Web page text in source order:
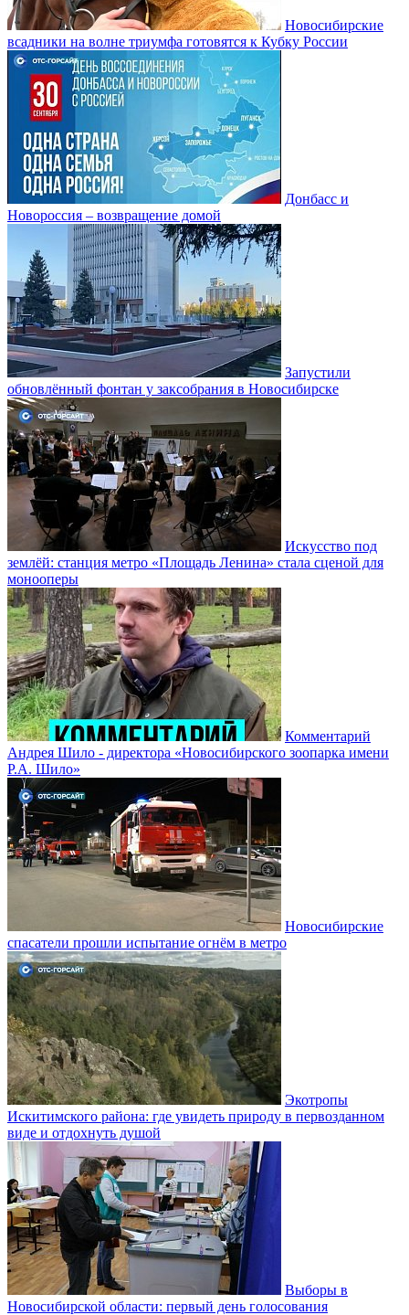
Новосибирские
всадники на волне триумфа готовятся к Кубку России
Донбасс и
Новороссия – возвращение домой
Запустили
обновлённый фонтан у заксобрания в Новосибирске
Искусство под
землёй: станция метро «Площадь Ленина» стала сценой для
монооперы
Комментарий
Андрея Шило - директора «Новосибирского зоопарка имени
Р.А. Шило»
Новосибирские
спасатели прошли испытание огнём в метро
Экотропы
Искитимского района: где увидеть природу в первозданном
виде и отдохнуть душой
Выборы в
Новосибирской области: первый день голосования